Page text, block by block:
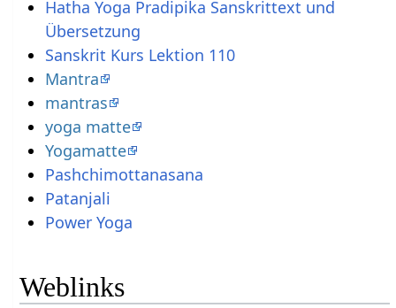
Hatha Yoga Pradipika Sanskrittext und
Übersetzung
Sanskrit Kurs Lektion 110
Mantra
mantras
yoga matte
Yogamatte
Pashchimottanasana
Patanjali
Power Yoga
Weblinks